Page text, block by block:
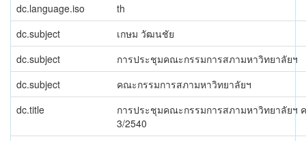
dc.language.iso
th
dc.subject
เกษม วัฒนชัย
dc.subject
การประชุมคณะกรรมการสภามหาวิทยาลัยฯ
dc.subject
คณะกรรมการสภามหาวิทยาลัยฯ
dc.title
การประชุมคณะกรรมการสภามหาวิทยาลัยฯ
3/2540